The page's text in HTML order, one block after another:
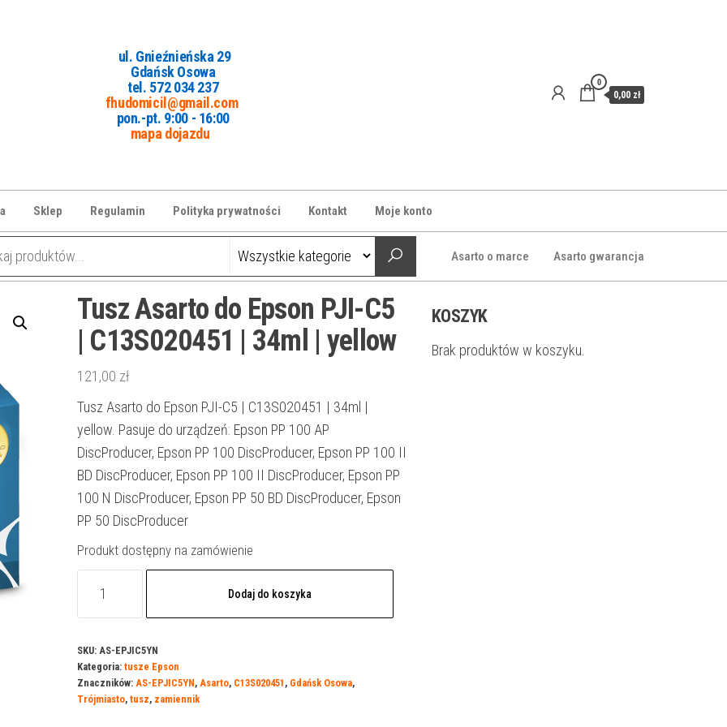
ul. Gnieźnieńska 29
Gdańsk Osowa
tel. 572 034 237
fhudomicil@gmail.com
pon.-pt. 9:00 - 16:00
mapa dojazdu
0
0,00 zł
Sklep Regulamin Polityka prywatności Kontakt Moje konto
Asarto o marce Asarto gwarancja
Tusz Asarto do Epson PJI-C5
| C13S020451 | 34ml | yellow
121,00 zł
Tusz Asarto do Epson PJI-C5 | C13S020451 | 34ml |
yellow. Pasuje do urządzeń: Epson PP 100 AP
DiscProducer, Epson PP 100 DiscProducer, Epson PP 100 II
BD DiscProducer, Epson PP 100 II DiscProducer, Epson PP
100 N DiscProducer, Epson PP 50 BD DiscProducer, Epson
PP 50 DiscProducer
Produkt dostępny na zamówienie
Tusz
do
Epson
PJI-
Dodaj do koszyka
SKU: AS-EPJIC5YN
Kategoria: tusze Epson
Znaczników: AS-EPJIC5YN, Asarto, C13S020451 , Gdańsk Osowa,
Trójmiasto, tusz, zamiennik
KOSZYK
Brak produktów w koszyku.